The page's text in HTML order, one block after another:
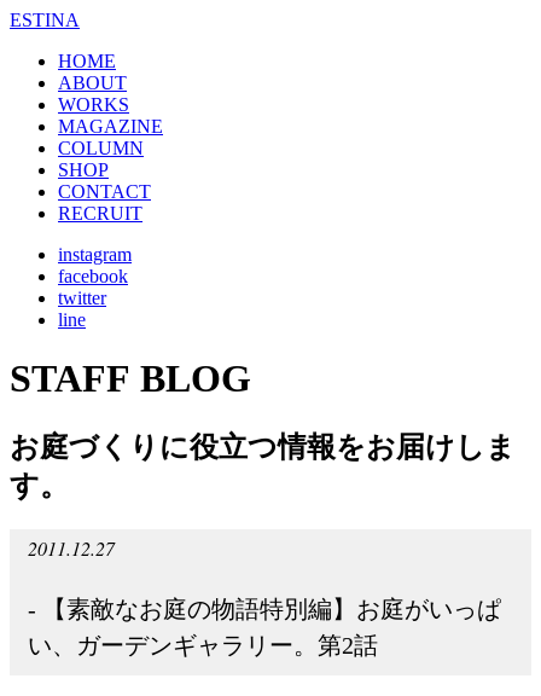
ESTINA
HOME
ABOUT
WORKS
MAGAZINE
COLUMN
SHOP
CONTACT
RECRUIT
instagram
facebook
twitter
line
STAFF BLOG
お庭づくりに役立つ情報をお届けしま
す。
2011.12.27
- 【素敵なお庭の物語特別編】お庭がいっぱ
い、ガーデンギャラリー。第2話